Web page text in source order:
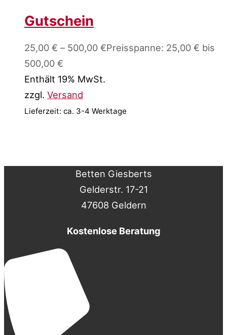
Gutschein
25,00 € – 500,00 €Preisspanne: 25,00 € bis
500,00 €
Enthält 19% MwSt.
zzgl. Versand
Lieferzeit: ca. 3-4 Werktage
Betten Giesberts
Gelderstr. 17-21
47608 Geldern
Kostenlose Beratung